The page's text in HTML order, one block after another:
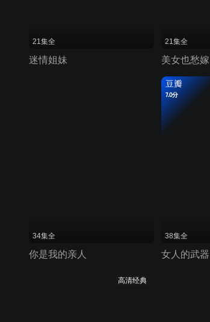
21集全
迷情姐妹
21集全
美女也愁嫁
34集全
你是我的亲人
豆瓣
7.0分
38集全
女人的武器
高清经典